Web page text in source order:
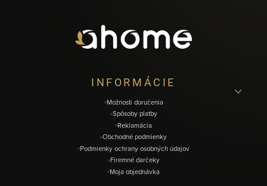
INFORMÁCIE
Možnosti doručenia
Spôsoby platby
Reklamácia
Obchodné podmienky
Podmienky ochrany osobných údajov
Firemné darčeky
Moja objednávka